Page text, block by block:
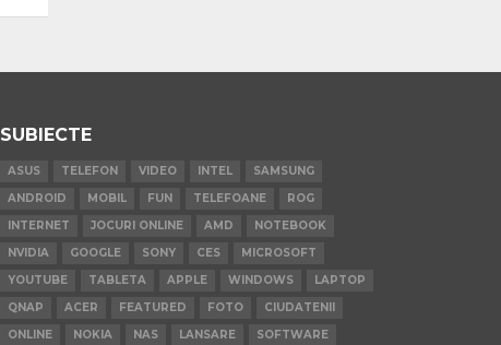
SUBIECTE
ASUS TELEFON VIDEO INTEL
SAMSUNG
ANDROID
MOBIL FUN TELEFOANE
ROG
INTERNET
JOCURI ONLINE AMD
NOTEBOOK
NVIDIA
GOOGLE SONY CES
MICROSOFT
YOUTUBE
TABLETA APPLE WINDOWS
LAPTOP
QNAP
ACER FEATURED FOTO
CIUDATENII
ONLINE
NOKIA NAS LANSARE SOFTWARE